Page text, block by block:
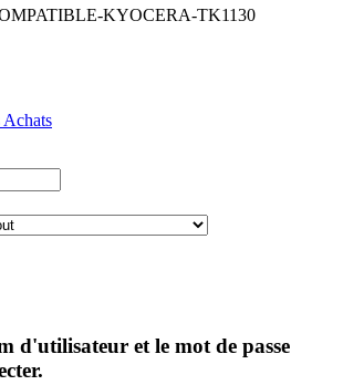
KYOCERA-TK1130
d'utilisateur et le mot de passe